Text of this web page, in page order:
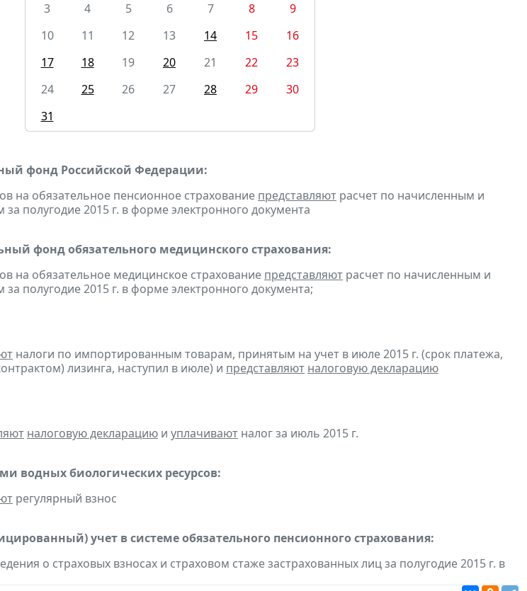
3
4 5 6 7 8
9
10
11 12 13 14 15
16
17
18 19 20 21 22
23
24
25 26 27 28 29
30
31
фонд Российской Федерации:
на обязательное пенсионное страхование представляют расчет по начисленным и
полугодие 2015 г. в форме электронного документа
фонд обязательного медицинского страхования:
на обязательное медицинское страхование представляют расчет по начисленным и
полугодие 2015 г. в форме электронного документа;
налоги по импортированным товарам, принятым на учет в июле 2015 г. (срок платежа,
лизинга, наступил в июле) и представляют налоговую декларацию
налоговую декларацию и уплачивают налог за июль 2015 г.
водных биологических ресурсов:
регулярный взнос
учет в системе обязательного пенсионного страхования:
о страховых взносах и страховом стаже застрахованных лиц за полугодие 2015 г. в